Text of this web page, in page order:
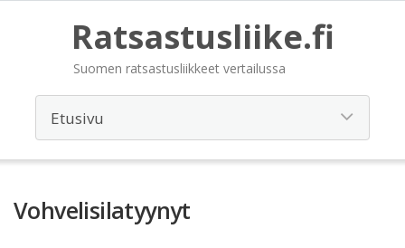
Ratsastusliike.fi
Suomen ratsastusliikkeet vertailussa
Vohvelisilatyynyt